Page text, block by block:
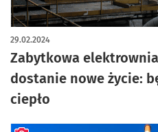
Zabytkowa
dostanie nowe życie:
ciepło
29.02.2024